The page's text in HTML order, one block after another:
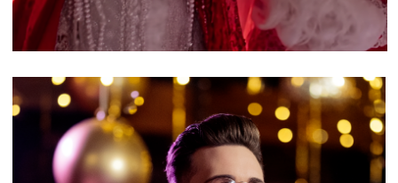
После поздравления президента
для Вас будет запущен
потрясающий салют над
Живописной бухтой
Салют